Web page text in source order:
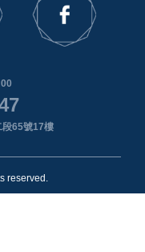
段65號17樓
reserved.